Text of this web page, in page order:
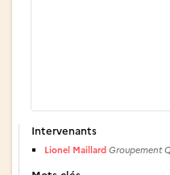
Intervenants
Lionel Maillard Groupement